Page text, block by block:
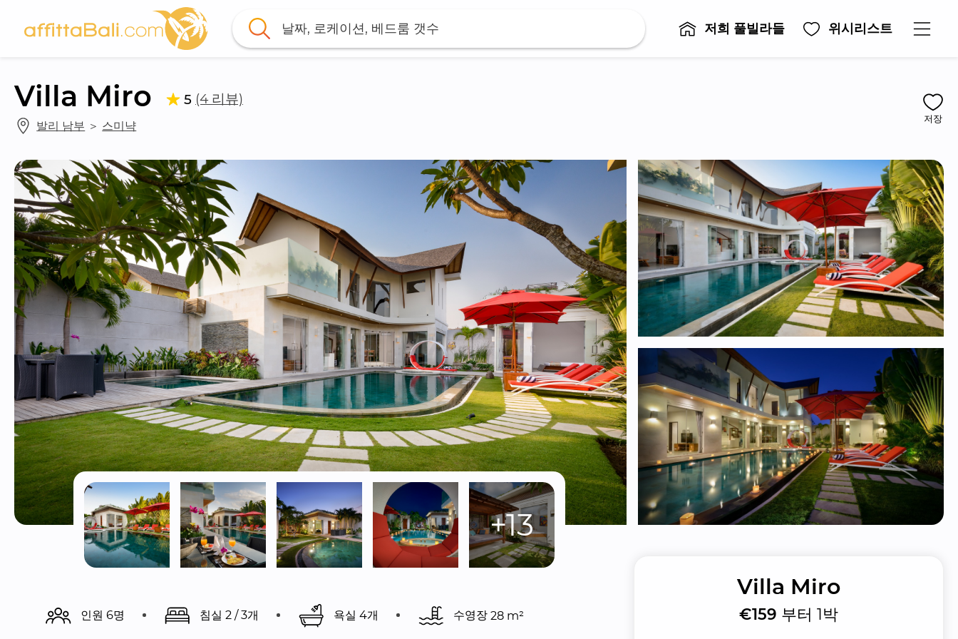
날짜, 로케이션, 베드룸 갯수 저희 풀빌라들 위시리스트
Villa Miro 5 (4 리뷰)
발리 남부 ＞ 스미냑 저장
+13
인원 6명 침실 2 / 3개 욕실 4개 수영장 28 m²
Villa Miro
€159 부터 1박